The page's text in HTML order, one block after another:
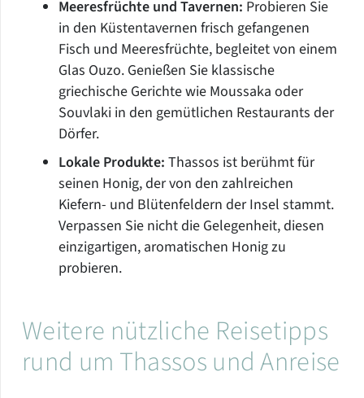
Meeresfrüchte und Tavernen: Probieren Sie
in den Küstentavernen frisch gefangenen
Fisch und Meeresfrüchte, begleitet von einem
Glas Ouzo. Genießen Sie klassische
griechische Gerichte wie Moussaka oder
Souvlaki in den gemütlichen Restaurants der
Dörfer.
Lokale Produkte: Thassos ist berühmt für
seinen Honig, der von den zahlreichen
Kiefern- und Blütenfeldern der Insel stammt.
Verpassen Sie nicht die Gelegenheit, diesen
einzigartigen, aromatischen Honig zu
probieren.
Weitere nützliche Reisetipps
rund um Thassos und Anreise